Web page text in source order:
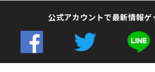
公式アカウントで最新情報ゲ